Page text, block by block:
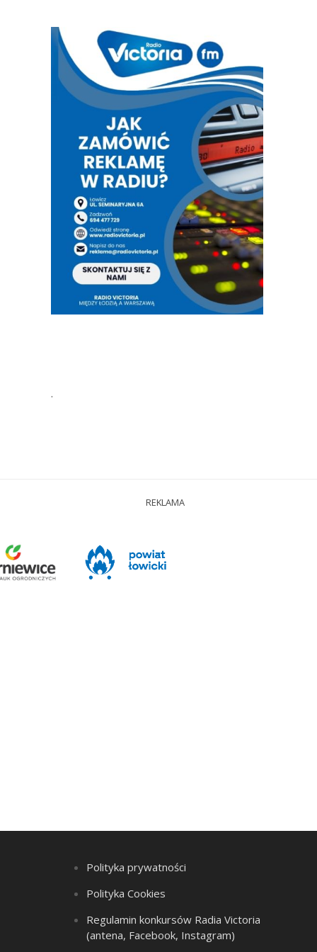
.
REKLAMA
Polityka prywatności
Polityka Cookies
Regulamin konkursów Radia Victoria
(antena, Facebook, Instagram)